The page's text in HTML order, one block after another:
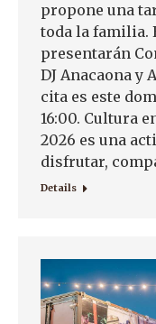
propone una
toda la familia.
presentarán
DJ Anacaona y
cita es este
16:00. Cultura
2026 es una
disfrutar,
Details